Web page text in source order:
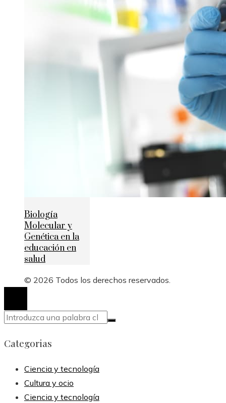
Biología
Molecular y
Genética en la
educación en
salud
© 2026 Todos los derechos reservados.
Categorias
Ciencia y tecnología
Cultura y ocio
Ciencia y tecnología